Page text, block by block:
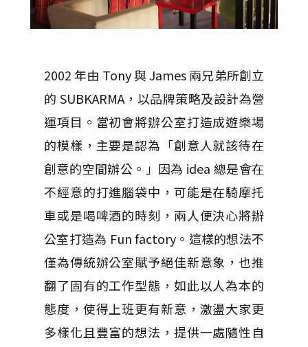
2002 年由 Tony 與 James 兩兄弟所創立
的 SUBKARMA，以品牌策略及設計為營
運項目。當初會將辦公室打造成遊樂場
的模樣，主要是認為「創意人就該待在
創意的空間辦公。」因為 idea 總是會在
不經意的打進腦袋中，可能是在騎摩托
車或是喝啤酒的時刻，兩人便決心將辦
公室打造為 Fun factory。這樣的想法不
僅為傳統辦公室賦予絕佳新意象，也推
翻了固有的工作型態，如此以人為本的
態度，使得上班更有新意，激盪大家更
多樣化且豐富的想法，提供一處隨性自